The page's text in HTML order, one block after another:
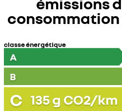
classe énergétique
A
B
C 135g CO2/km